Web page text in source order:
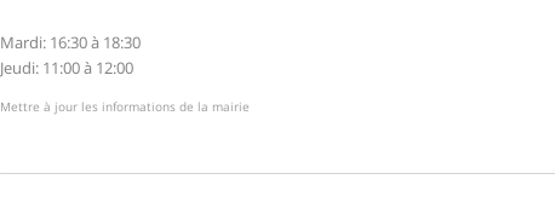
Mardi: 16:30 à 18:30
Jeudi: 11:00 à 12:00
Mettre à jour les informations de la mairie